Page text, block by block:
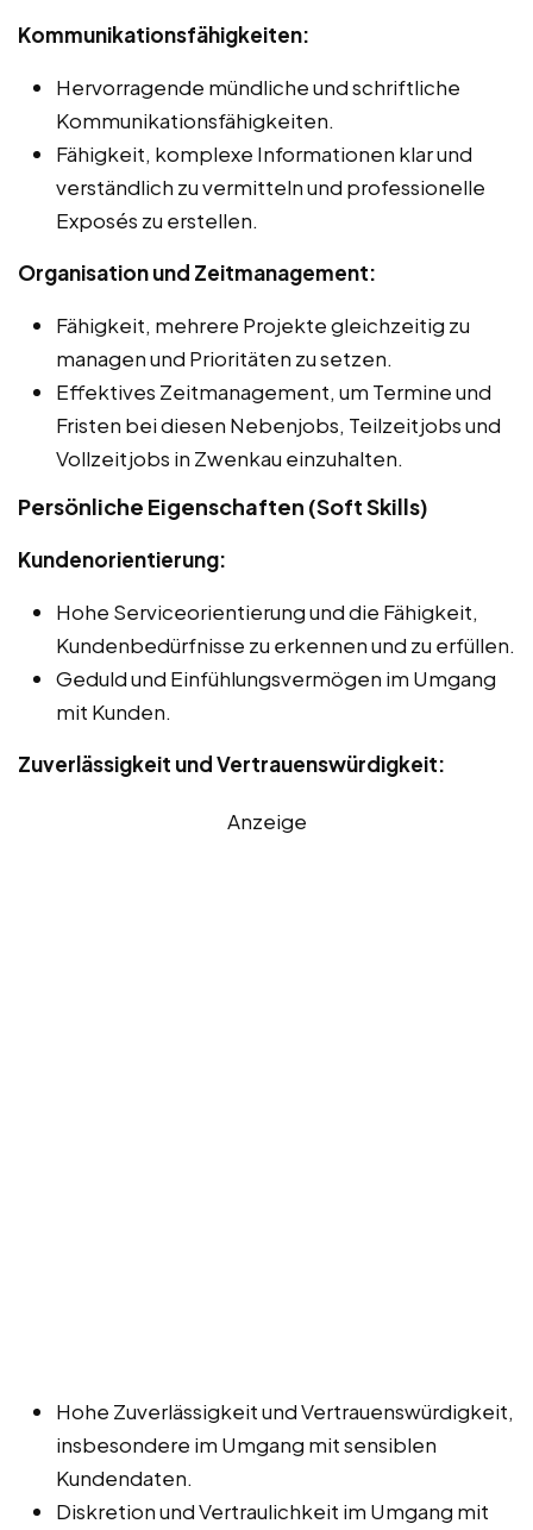
Kommunikationsfähigkeiten:
Hervorragende mündliche und schriftliche
Kommunikationsfähigkeiten.
Fähigkeit, komplexe Informationen klar und
verständlich zu vermitteln und professionelle
Exposés zu erstellen.
Organisation und Zeitmanagement:
Fähigkeit, mehrere Projekte gleichzeitig zu
managen und Prioritäten zu setzen.
Effektives Zeitmanagement, um Termine und
Fristen bei diesen Nebenjobs, Teilzeitjobs und
Vollzeitjobs in Zwenkau einzuhalten.
Persönliche Eigenschaften (Soft Skills)
Kundenorientierung:
Hohe Serviceorientierung und die Fähigkeit,
Kundenbedürfnisse zu erkennen und zu erfüllen.
Geduld und Einfühlungsvermögen im Umgang
mit Kunden.
Zuverlässigkeit und Vertrauenswürdigkeit:
Anzeige
Hohe Zuverlässigkeit und Vertrauenswürdigkeit,
insbesondere im Umgang mit sensiblen
Kundendaten.
Diskretion und Vertraulichkeit im Umgang mit